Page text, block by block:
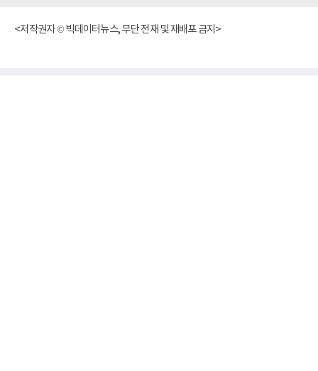
<저작권자 © 빅데이터뉴스, 무단 전재 및 재배포 금지>